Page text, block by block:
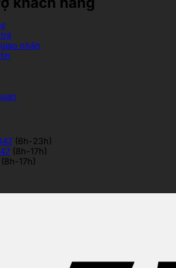
nhận
(6h-23h)
(8h-17h)
17h)